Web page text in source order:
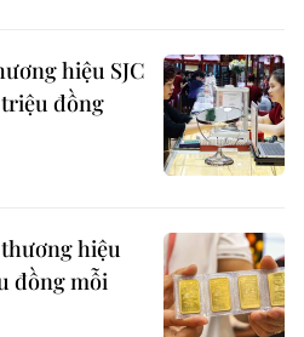
hiệu SJC
triệu đồng
hiệu
đồng mỗi